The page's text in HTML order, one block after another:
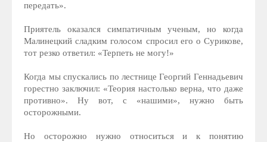
передать».
Приятель оказался симпатичным ученым, но когда
Малинецкий сладким голосом спросил его о Сурикове,
тот резко ответил: «Терпеть не могу!»
Когда мы спускались по лестнице Георгий Геннадьевич
горестно заключил: «Теория настолько верна, что даже
противно». Ну вот, с «нашими», нужно быть
осторожными.
Но осторожно нужно относиться и к понятию